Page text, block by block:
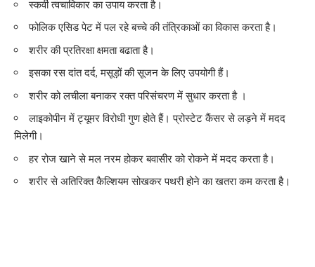
स्कर्वी त्वचाविकार का उपाय करता है।
फोलिक एसिड पेट में पल रहे बच्चे की तंत्रिकाओं का विकास करता है।
शरीर की प्रतिरक्षा क्षमता बढाता है।
इसका रस दांत दर्द, मसूड़ों की सूजन के लिए उपयोगी हैं।
शरीर को लचीला बनाकर रक्त परिसंचरण में सुधार करता है ।
लाइकोपीन में ट्यूमर विरोधी गुण होते हैं। प्रोस्टेट कैंसर से लड़ने में मदद
मिलेगी।
हर रोज खाने से मल नरम होकर बवासीर को रोकने में मदद करता है।
शरीर से अतिरिक्त कैल्शियम सोखकर पथरी होने का खतरा कम करता है।